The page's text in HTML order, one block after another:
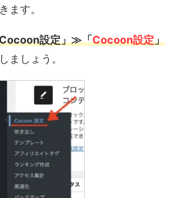
ます。
設定」≫「Cocoon設定」
しましょう。